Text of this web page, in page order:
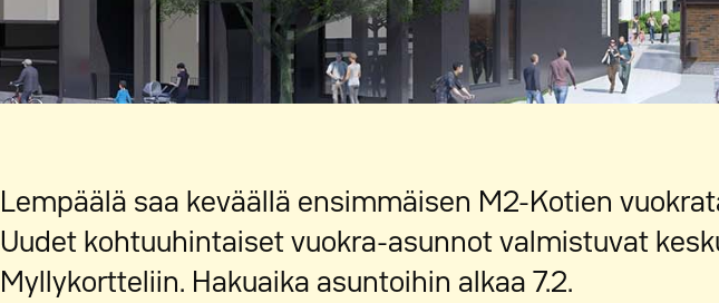
Lempäälä saa keväällä ensimmäisen M2-Kotien
Uudet kohtuuhintaiset vuokra-asunnot valmistuvat
Myllykortteliin. Hakuaika asuntoihin alkaa 7.2.